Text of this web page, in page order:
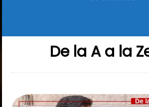
De la A a la